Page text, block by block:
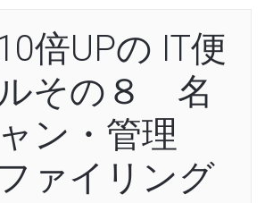
倍UPの IT便
その８ 名
ン・管理
ファイリング